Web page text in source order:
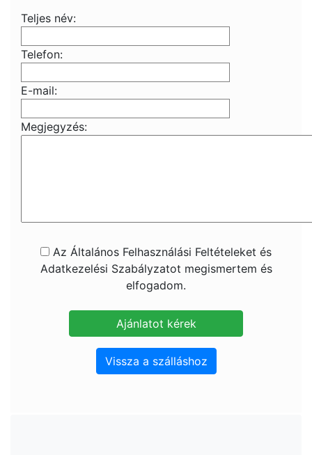
Teljes név:
Telefon:
E-mail:
Megjegyzés:
Az Általános Felhasználási Feltételeket és
Adatkezelési Szabályzatot megismertem és
elfogadom.
Vissza a szálláshoz